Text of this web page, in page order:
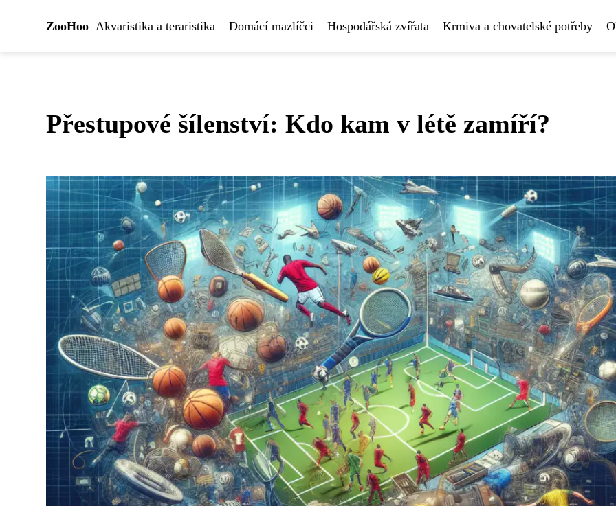
ZooHoo Akvaristika a teraristika Domácí mazlíčci Hospodářská zvířata Krmiva a chovatelské potřeby
Přestupové šílenství: Kdo kam v létě zamíří?